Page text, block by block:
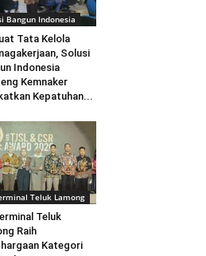
Bangun Indonesia
Tata Kelola
Solusi
Indonesia
Kemnaker
Kepatuhan...
Teluk Lamong
Teluk
Raih
Kategori